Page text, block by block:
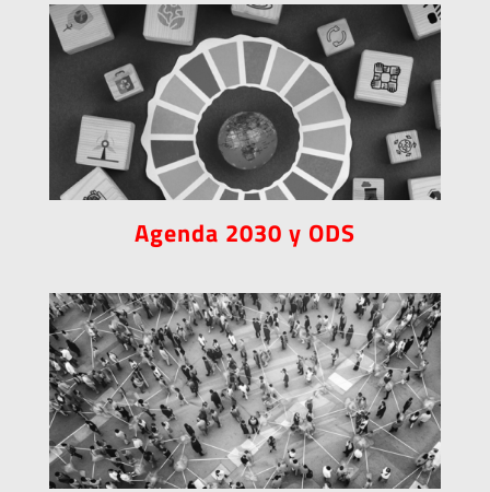
Agenda 2030 y ODS